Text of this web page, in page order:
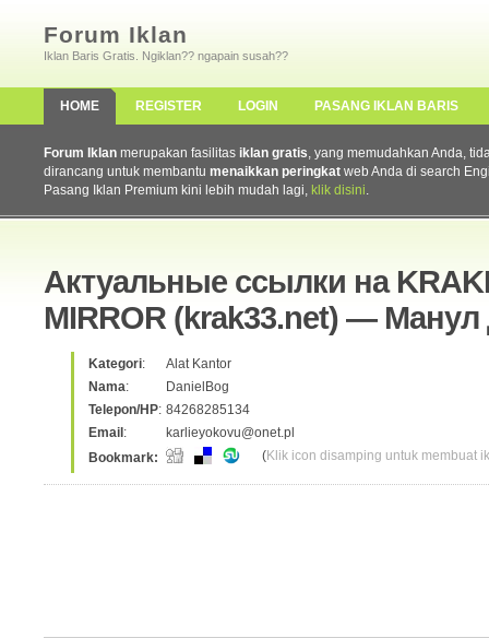
Forum Iklan
Iklan Baris Gratis. Ngiklan?? ngapain susah??
HOME REGISTER LOGIN PASANG IKLAN BARIS
Forum Iklan merupakan fasilitas iklan gratis, yang memudahkan Anda,
dirancang untuk membantu menaikkan peringkat web Anda di search
Pasang Iklan Premium kini lebih mudah lagi, klik disini.
Актуальные ссылки на
MIRROR (krak33.net) — Манул
Kategori:
Alat Kantor
Nama:
DanielBog
Telepon/HP: 84268285134
Email :
karlieyokovu@onet.pl
Bookmark:
(Klik icon disamping untuk membuat